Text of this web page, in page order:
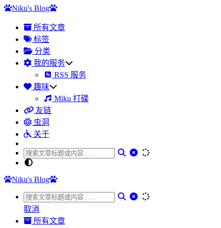
Niku's Blog
所有文章
标签
分类
我的服务
RSS 服务
趣味
Miku 打碟
友链
虫洞
关于
Niku's Blog
取消
所有文章